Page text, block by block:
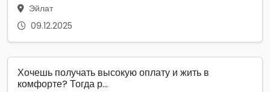
Эйлат
09.12.2025
Хочешь получать высокую оплату и жить в
комфорте? Тогда р...